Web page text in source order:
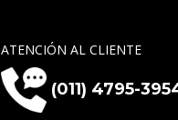
ATENCIÓN AL CLIENTE
(011) 4795-